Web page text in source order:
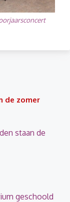
de zomer
staan de
geschoold